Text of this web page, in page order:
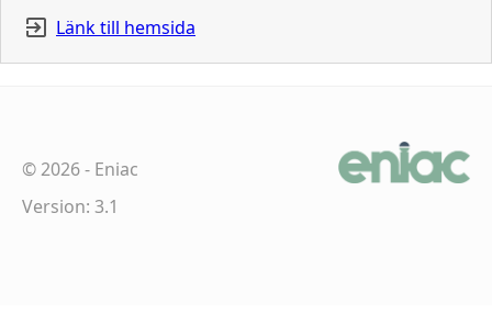
Länk till hemsida
©2026- Eniac
Version: 3.1